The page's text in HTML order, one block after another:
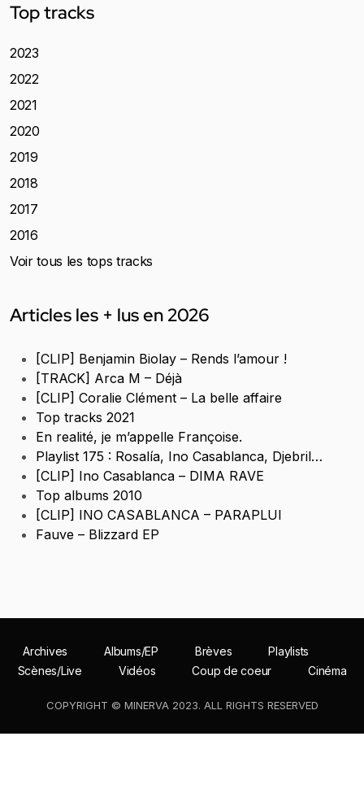
Top tracks
2023
2022
2021
2020
2019
2018
2017
2016
Voir tous les tops tracks
Articles les + lus en 2026
[CLIP] Benjamin Biolay – Rends l’amour !
[TRACK] Arca M – Déjà
[CLIP] Coralie Clément – La belle affaire
Top tracks 2021
En realité, je m’appelle Françoise.
Playlist 175 : Rosalía, Ino Casablanca, Djebril…
[CLIP] Ino Casablanca – DIMA RAVE
Top albums 2010
[CLIP] INO CASABLANCA – PARAPLUI
Fauve – Blizzard EP
Archives Albums/EP Brèves
Playlists
Scènes/Live
Vidéos Coup de coeur Cinéma
COPYRIGHT © MINERVA 2023. ALL RIGHTS RESERVED